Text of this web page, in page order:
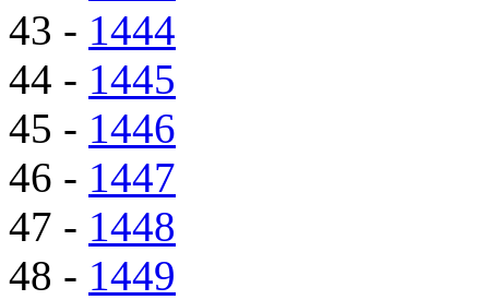
43 - 1444
44 - 1445
45 - 1446
46 - 1447
47 - 1448
48 - 1449